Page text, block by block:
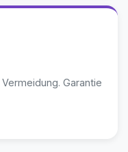
Garantie